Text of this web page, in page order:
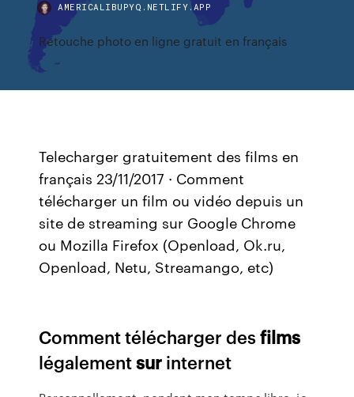
AMERICALIBUPYQ.NETLIFY.APP
Retouche photo en ligne gratuit en français
Telecharger gratuitement des films en
français 23/11/2017 · Comment
télécharger un film ou vidéo depuis un
site de streaming sur Google Chrome
ou Mozilla Firefox (Openload, Ok.ru,
Openload, Netu, Streamango, etc)
Comment télécharger desfilms
légalementsur internet